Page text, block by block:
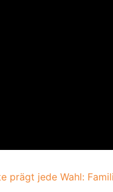
prägt jede Wahl: